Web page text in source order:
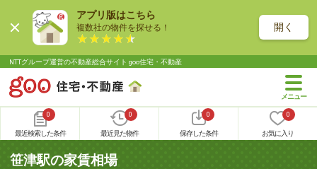
アプリ版はこちら
複数社の物件を探せる！ 開く
NTTグループ運営の不動産総合サイト goo住宅・不動産
0
最近検索した条件
0
最近見た物件
0
保存した条件
0
お気に入り
笹津駅の家賃相場